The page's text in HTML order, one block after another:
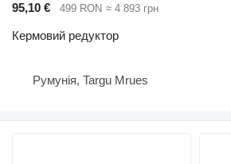
95,10 € 499 RON ≈ 4 893 грн
Кермовий редуктор
Румунія, Targu Mrues